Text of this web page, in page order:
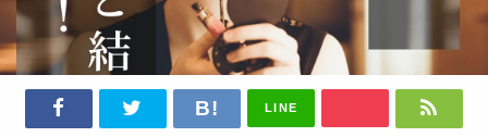
LINE